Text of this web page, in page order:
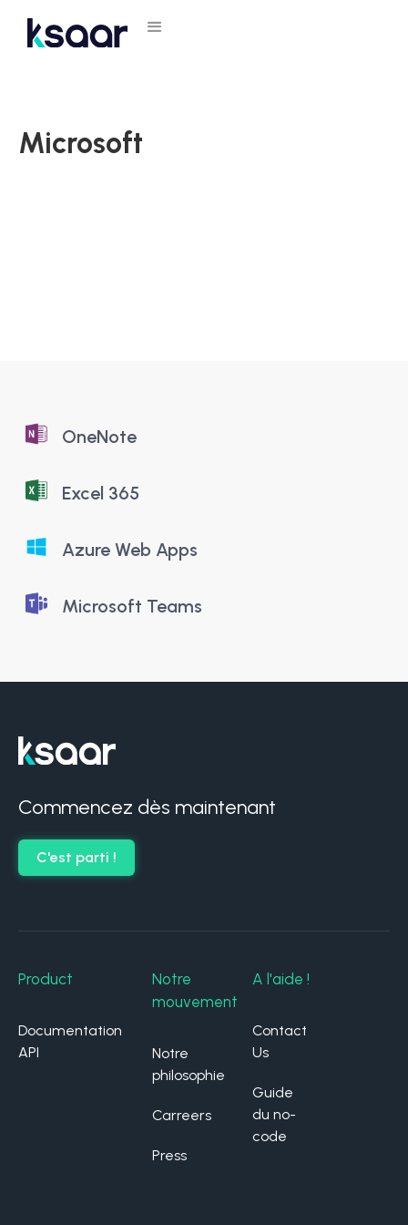
Microsoft
OneNote
Excel 365
Azure Web Apps
Microsoft Teams
Commencez dès maintenant
C'est parti !
Product
Documentation
API
Notre
mouvement
Notre
philosophie
Carreers
Press
A l'aide !
Contact
Us
Guide
du no-
code